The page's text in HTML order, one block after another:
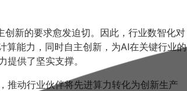
新的要求愈发迫切。因此，行业数智化对
算能力，同时自主创新，为AI在关键行业的
供了坚实支撑。
推动行业伙伴将先进算力转化为创新生产